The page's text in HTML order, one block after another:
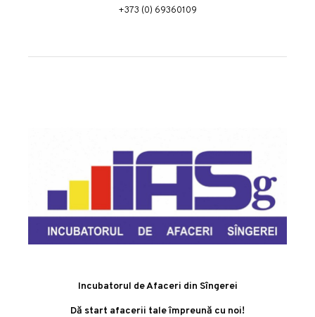
+373 (0) 69360109
Incubatorul de Afaceri din Sîngerei
Dă start afacerii tale împreună cu noi!